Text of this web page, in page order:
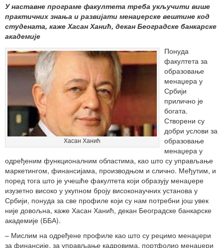
У наставне програме факултета треба укључити више
практичних знања и развијати менаџерске вештине код
студената, каже Хасан Ханић, декан Београдске банкарске
академије
Хасан Ханић
Понуда
факултета за
образовање
менаџера у
Србији
прилично је
богата.
Створени су
добри услови за
образовање
менаџера у
одређеним функционалним областима, као што су управљање
маркетингом, финансијама, производњом и слично. Међутим, и
поред тога што је учешће факултета који образују менаџере
изузетно високо у укупном броју високонаучних установа у
Србији, понуда за све профиле који су нам потребни још увек
није довољна, каже Хасан Ханић, декан Београдске банкарске
академије (ББА).
– Мислим на одређене профиле као што су рецимо менаџери
за финансије, за управљање кадровима, портфолио менаџери